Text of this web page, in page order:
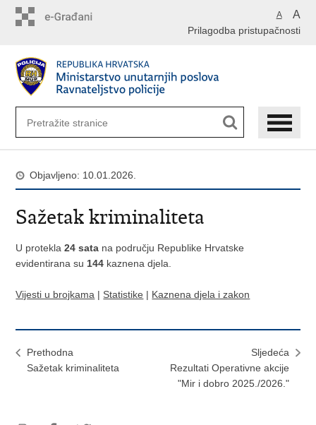
A A
Prilagodba pristupačnosti
Objavljeno: 10.01.2026.
Sažetak kriminaliteta
U protekla 24 sata na području Republike Hrvatske
evidentirana su 144 kaznena djela.
Vijesti u brojkama | Statistike | Kaznena djela i zakon
Prethodna
Sažetak kriminaliteta
Sljedeća
Rezultati Operativne akcije
"Mir i dobro 2025./2026."